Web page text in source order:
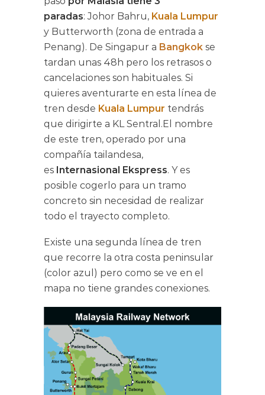
paradas: Johor Bahru, Kuala Lumpur
y Butterworth (zona de entrada a
Penang). De Singapur a Bangkok se
tardan unas 48h pero los retrasos o
cancelaciones son habituales. Si
quieres aventurarte en esta línea de
tren desde Kuala Lumpur tendrás
que dirigirte a KL Sentral.El nombre
de este tren, operado por una
compañía tailandesa,
es Internasional Ekspress. Y es
posible cogerlo para un tramo
concreto sin necesidad de realizar
todo el trayecto completo.
Existe una segunda línea de tren
que recorre la otra costa peninsular
(color azul) pero como se ve en el
mapa no tiene grandes conexiones.